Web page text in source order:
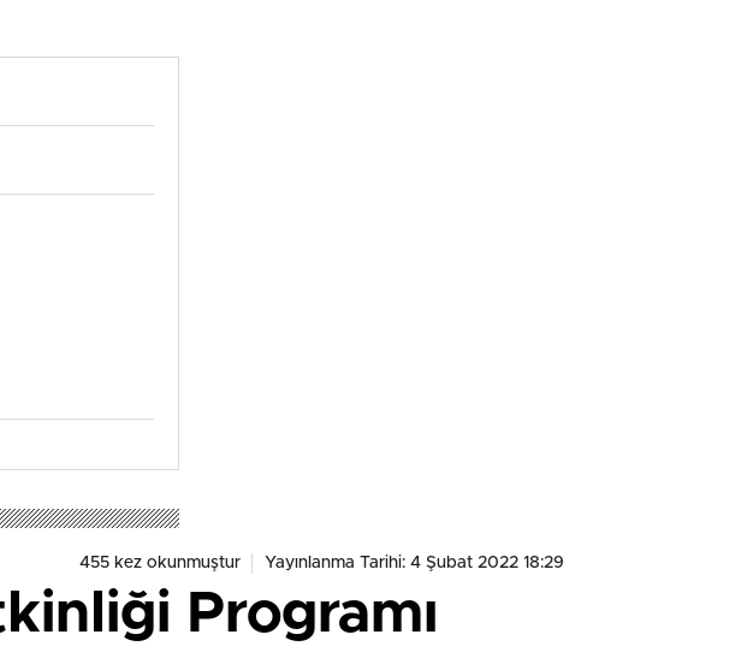
455 kez okunmuştur Yayınlanma Tarihi: 4 Şubat 2022 18:29
Programı